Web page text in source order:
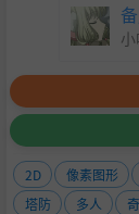
2D 像素图形
塔防
多人